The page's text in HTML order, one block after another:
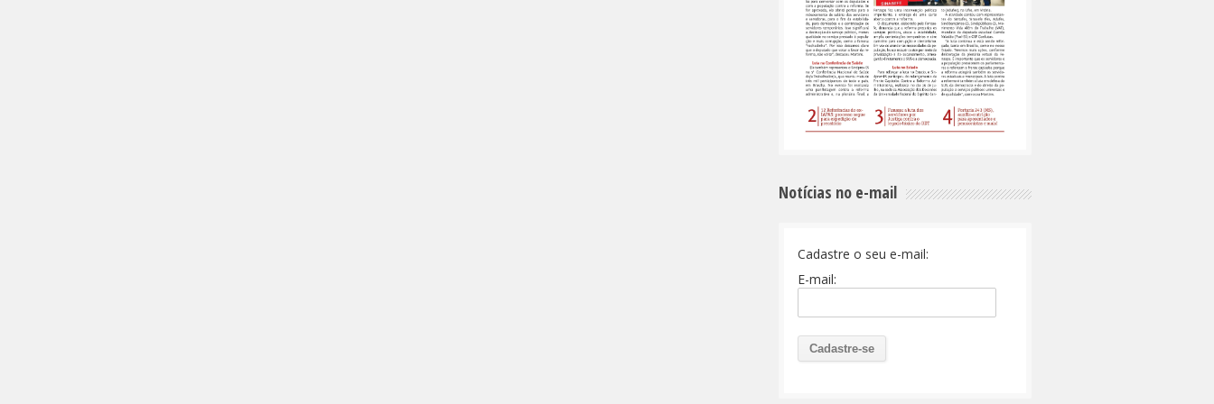
Notícias no e-mail
Cadastre o seu e-mail:
E-mail: